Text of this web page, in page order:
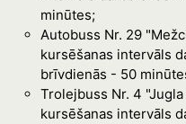
minūtes;
Autobuss Nr. 29
kursēšanas intervāls
brīvdienās - 50
Trolejbuss Nr. 4
kursēšanas intervāls